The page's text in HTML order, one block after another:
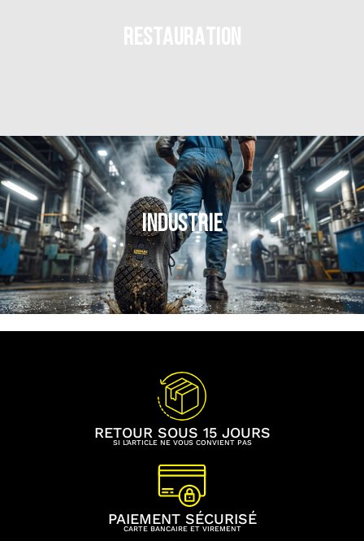
RESTAURATION
INDUSTRIE
RETOUR SOUS 15 JOURS
SI L’ARTICLE NE VOUS CONVIENT PAS
PAIEMENT SÉCURISÉ
CARTE BANCAIRE ET VIREMENT